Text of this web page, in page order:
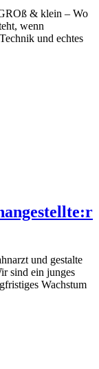
& klein – Wo
wenn
und echtes
und gestalte
sind ein junges
Wachstum